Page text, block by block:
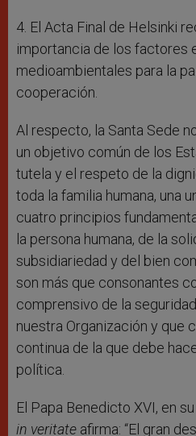
4. El Acta Final de Helsinki
importancia de los factores
medioambientales para la
cooperación.
Al respecto, la Santa Sede
un objetivo común de los
tutela y el respeto de la
toda la familia humana, una
cuatro principios
la persona humana, de la
subsidiariedad y del bien
son más que consonantes
comprensivo de la
nuestra Organización y que
continua de la que debe
política.
El Papa Benedicto XVI, en
in veritate afirma: “El gran